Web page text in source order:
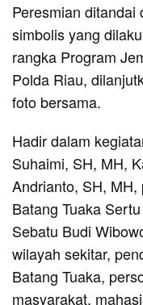
Peresmian
simbolis yang
rangka Program
Polda Riau,
foto bersama.
Hadir dalam
Suhaimi, SH, MH,
Andrianto, SH,
Batang Tuaka
Sebatu Budi
wilayah sekitar,
Batang Tuaka,
masyarakat,